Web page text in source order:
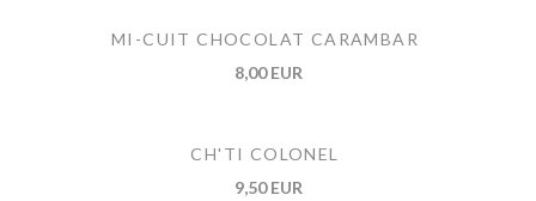
MI-CUIT CHOCOLAT CARAMBAR
8,00 EUR
CH'TI COLONEL
9,50 EUR